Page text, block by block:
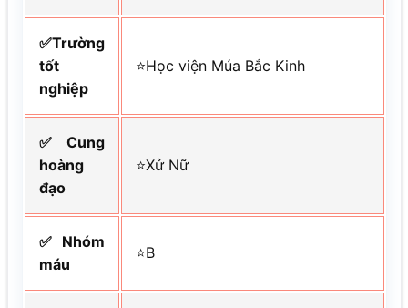
✅Trường
tốt
nghiệp
⭐Học viện Múa Bắc Kinh
✅Cung
hoàng
đạo
⭐Xử Nữ
✅Nhóm
máu
⭐B